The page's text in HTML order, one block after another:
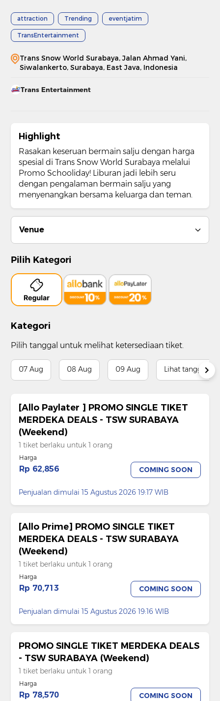
attraction Trending eventjatim
TransEntertainment
Trans Snow World Surabaya, Jalan Ahmad Yani,
Siwalankerto, Surabaya, East Java, Indonesia
Trans Entertainment
Highlight
Rasakan keseruan bermain salju dengan harga
spesial di Trans Snow World Surabaya melalui
Promo Schooliday! Liburan jadi lebih seru
dengan pengalaman bermain salju yang
menyenangkan bersama keluarga dan teman.
Venue
Pilih Kategori
Kategori
Pilih tanggal untuk melihat ketersediaan tiket.
07 Aug 08 Aug 09 Aug Lihat tanggal
[Allo Paylater ] PROMO SINGLE TIKET
MERDEKA DEALS - TSW SURABAYA
(Weekend)
1 tiket berlaku untuk 1 orang
Harga
Rp 62,856 COMING SOON
Penjualan dimulai 15 Agustus 2026 19:17 WIB
[Allo Prime] PROMO SINGLE TIKET
MERDEKA DEALS - TSW SURABAYA
(Weekend)
1 tiket berlaku untuk 1 orang
Harga
Rp 70,713 COMING SOON
Penjualan dimulai 15 Agustus 2026 19:16 WIB
PROMO SINGLE TIKET MERDEKA DEALS
- TSW SURABAYA (Weekend)
1 tiket berlaku untuk 1 orang
Harga
Rp 78,570 COMING SOON